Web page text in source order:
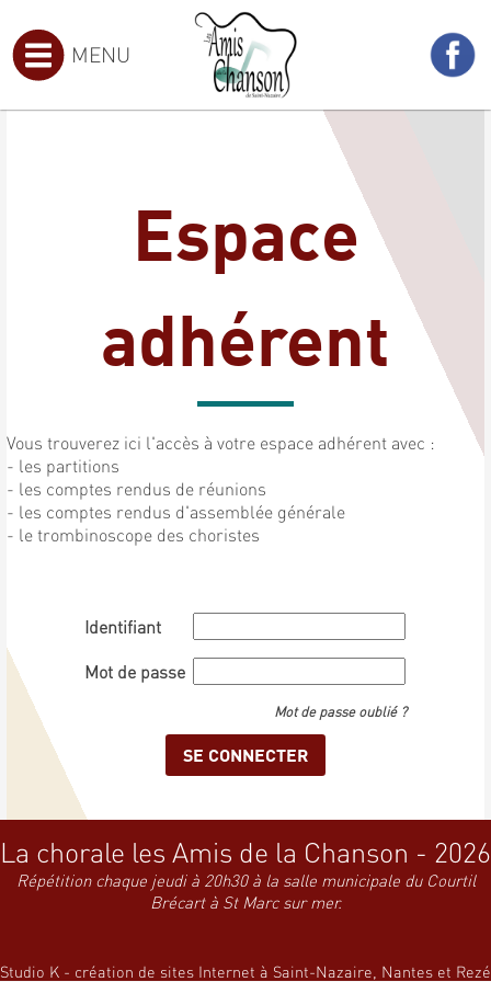
MENU
Espace
adhérent
Vous trouverez ici l'accès à votre espace adhérent avec :
- les partitions
- les comptes rendus de réunions
- les comptes rendus d'assemblée générale
- le trombinoscope des choristes
Identifiant
Mot de passe
Mot de passe oublié ?
La chorale les Amis de la Chanson - 2026
Répétition chaque jeudi à 20h30 à la salle municipale du Courtil
Brécart à St Marc sur mer.
Studio K - création de sites Internet à Saint-Nazaire, Nantes et Rezé